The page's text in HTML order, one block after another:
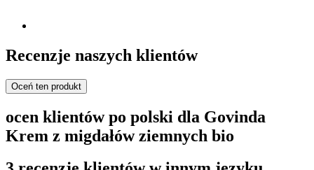
Recenzje naszych klientów
Oceń ten produkt
ocen klientów po polski dla Govinda
Krem z migdałów ziemnych bio